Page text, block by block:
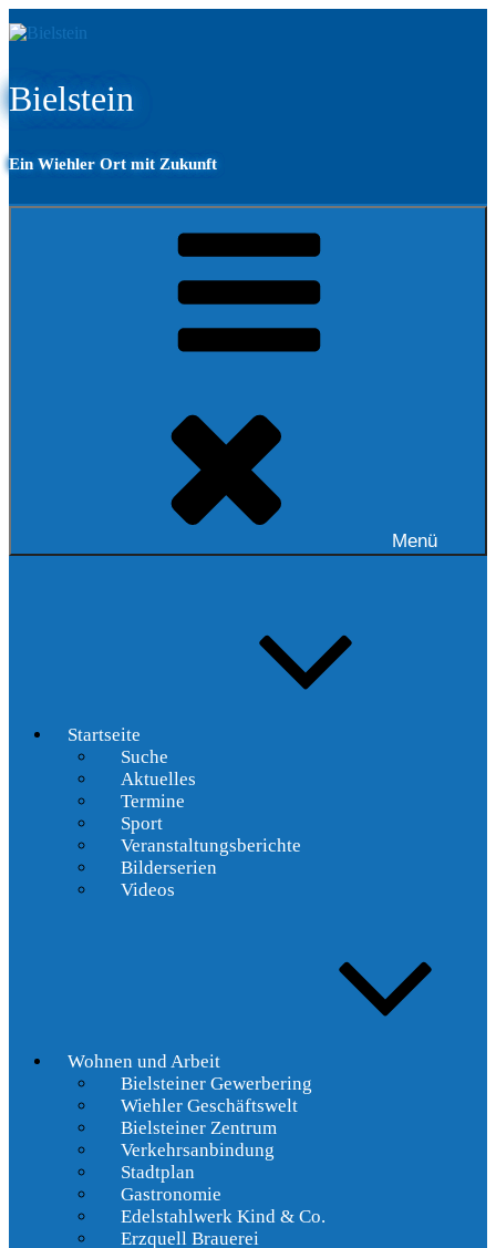
Inhalt
Bielstein
Ein Wiehler Ort mit Zukunft
Menü
Startseite
Suche
Aktuelles
Termine
Sport
Veranstaltungsberichte
Bilderserien
Videos
Wohnen und Arbeit
Bielsteiner Gewerbering
Wiehler Geschäftswelt
Bielsteiner Zentrum
Verkehrsanbindung
Stadtplan
Gastronomie
Edelstahlwerk Kind & Co.
Erzquell Brauerei